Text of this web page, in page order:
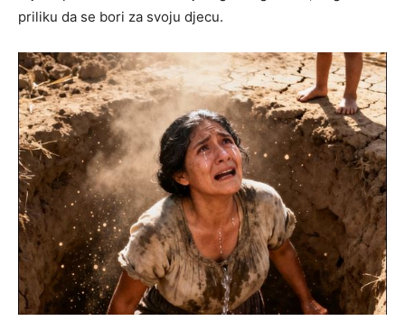
priliku da se bori za svoju djecu.